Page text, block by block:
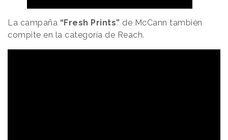
La campaña “Fresh Prints” de McCann también
compite en la categoría de Reach.